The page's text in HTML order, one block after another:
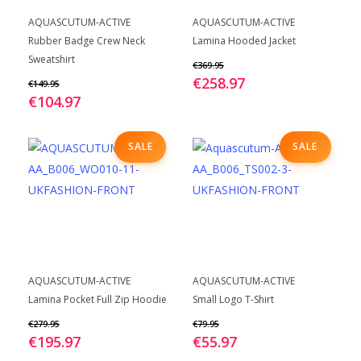
productpagina
productpagina
BEKIJK
product
variaties.
optie
kan
gekozen
worden
AQUASCUTUM-ACTIVE
Rubber Badge Crew Neck
Sweatshirt
€149.95
€104.97
BEKIJK
product
meerdere
variaties.
optie
kan
gekozen
worden
AQUASCUTUM-ACTIVE
Lamina Hooded Jacket
€369.95
€258.97
SALE
BEKIJK
product
meerdere
variaties.
AQUASCUTUM-ACTIVE
Lamina Pocket Full Zip Hoodie
€279.95
€195.97
SALE
BEKIJK
product
meerdere
variaties.
AQUASCUTUM-ACTIVE
Small Logo T-Shirt
€79.95
€55.97